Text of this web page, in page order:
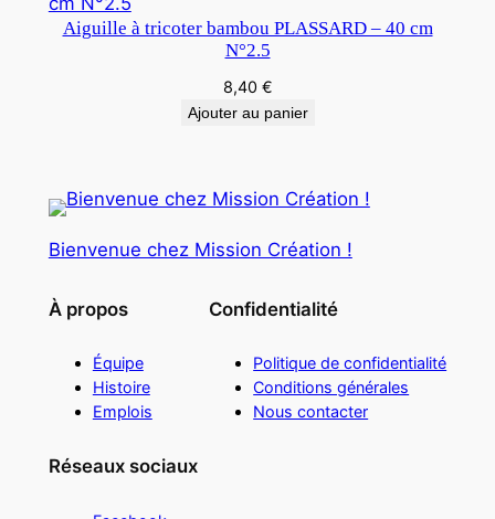
Aiguille à tricoter bambou PLASSARD – 40 cm
N°2.5
8,40 €
Ajouter au panier
Bienvenue chez Mission Création !
À propos
Équipe
Histoire
Emplois
Confidentialité
Politique de confidentialité
Conditions générales
Nous contacter
Réseaux sociaux